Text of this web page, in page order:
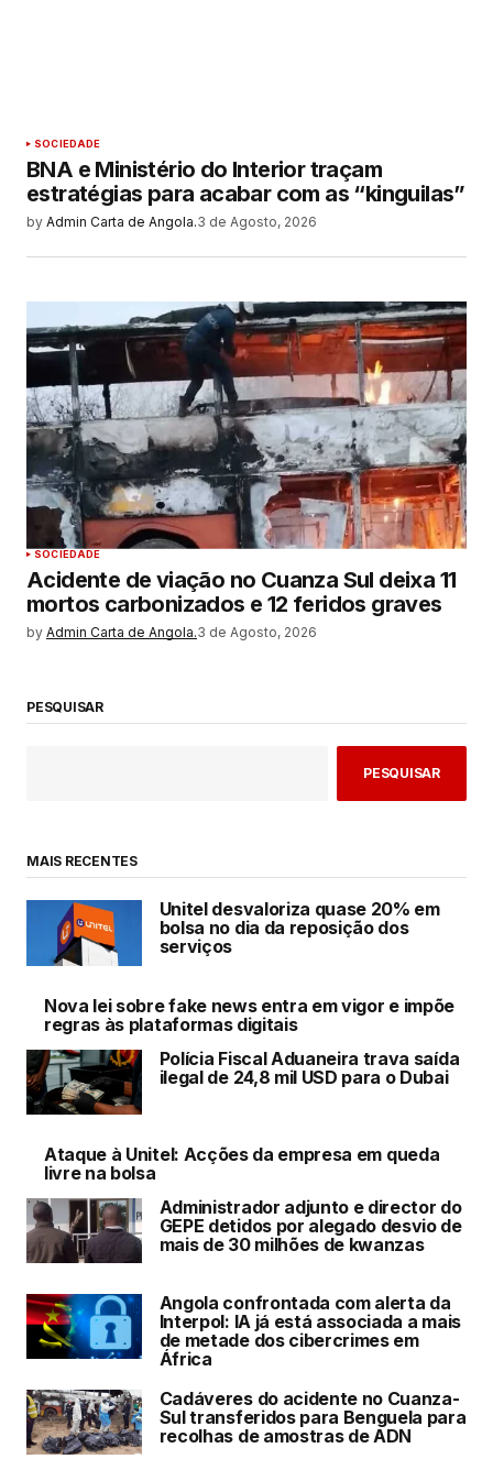
SOCIEDADE
BNA e Ministério do Interior traçam
estratégias para acabar com as “kinguilas”
by Admin Carta de Angola.3 de Agosto, 2026
SOCIEDADE
Acidente de viação no Cuanza Sul deixa 11
mortos carbonizados e 12 feridos graves
by Admin Carta de Angola.3 de Agosto, 2026
PESQUISAR
PESQUISAR
MAIS RECENTES
Unitel desvaloriza quase 20% em
bolsa no dia da reposição dos
serviços
Nova lei sobre fake news entra em vigor e impõe
regras às plataformas digitais
Polícia Fiscal Aduaneira trava saída
ilegal de 24,8 mil USD para o Dubai
Ataque à Unitel: Acções da empresa em queda
livre na bolsa
Administrador adjunto e director do
GEPE detidos por alegado desvio de
mais de 30 milhões de kwanzas
Angola confrontada com alerta da
Interpol: IA já está associada a mais
de metade dos cibercrimes em
África
Cadáveres do acidente no Cuanza-
Sul transferidos para Benguela para
recolhas de amostras de ADN